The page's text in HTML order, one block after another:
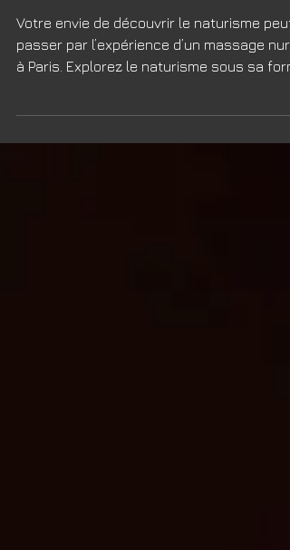
une initiation au naturisme
Votre envie de découvrir le naturisme peut
passer par l’expérience d’un massage nuru
glissante